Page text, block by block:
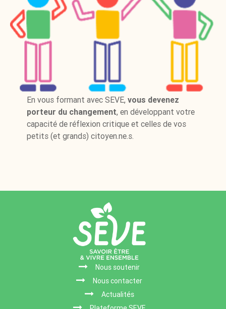
En vous formant avec SEVE, vous devenez
porteur du changement, en développant votre
capacité de réflexion critique et celles de vos
petits (et grands) citoyen.ne.s.
Nous soutenir
Nous contacter
Actualités